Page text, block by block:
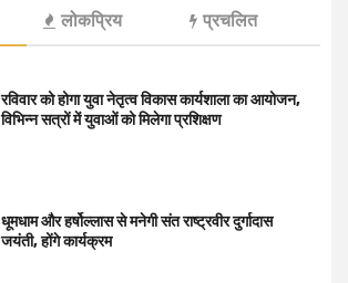
लोकप्रिय प्रचलित
रविवार को होगा युवा नेतृत्व विकास कार्यशाला का आयोजन,
विभिन्न सत्रों में युवाओं को मिलेगा प्रशिक्षण
धूमधाम और हर्षोल्लास से मनेगी संत राष्ट्रवीर दुर्गादास
जयंती, होंगे कार्यक्रम